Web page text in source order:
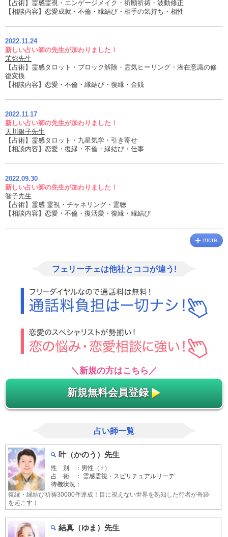
【占術】霊感霊視・エンゲージメイク・祈願祈祷・波動修正
【相談内容】恋愛成就・不倫・縁結び・相手の気持ち・相性
2022.11.24
新しい占い師の先生が加わりました！
茉弥先生
【占術】霊感タロット・ブロック解除・霊気ヒーリング・潜在意識の修
復変換
【相談内容】恋愛・不倫・縁結び・復縁・金銭
2022.11.17
新しい占い師の先生が加わりました！
天川銀子先生
【占術】霊感タロット・九星気学・引き寄せ
【相談内容】恋愛・復縁・不倫・縁結び・仕事
2022.09.30
新しい占い師の先生が加わりました！
智子先生
【占術】霊感 霊視・チャネリング・霊聴
【相談内容】恋愛・不倫・復活愛・復縁・縁結び
more
フェリーチェは他社とココが違う!
＼新規の方はこちら／
新規無料会員登録
占い師一覧
叶（かのう）先生
性 別 ：男性（♂）
占 術 ： 霊感霊視・スピリチュアルリーデ…
待機状況：
復縁・縁結び祈祷30000件達成！目に視えない世界を熟知した行者が奇跡
を起こす！
結真（ゆま）先生